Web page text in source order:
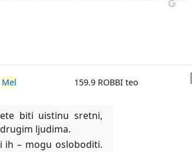
Mel 159.9 ROBBI teo
biti uistinu sretni,
ljudima.
ih – mogu osloboditi.